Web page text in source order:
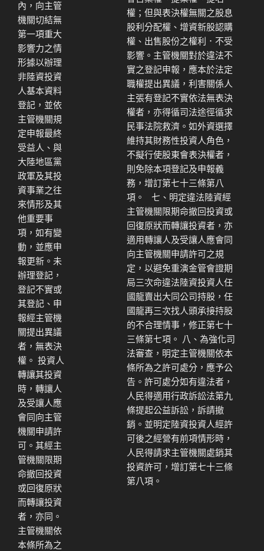
內，向主管
機關切結無
第一項重大
影響力之情
形據以辦理
非陸資投資
人基本資料
登記，並依
主管機關規
定申報最終
受益人、與
大陸地區黨
政軍及其投
資事業之往
來情形及其
他重要事
項，如有變
動，並應申
報更新。未
辦理登記，
登記不實或
其登記、申
報經主管機
關提出異議
者，無表決
權。 投資人
轉讓其投資
時，轉讓人
及受讓人應
會同向主管
機關申請許
可。其經主
管機關限期
命撤回投資
或回復原狀
而轉讓投資
者，亦同。
主管機關依
本條所為之
權；但與表決權無關之股息
股利分配權、增資新股認購
權、出售股份之權利．不受
影響。主管機關對於違法不
實之登記申報，應本於法定
職權提出異議，利害關係人
主張有登記不實依法無表決
權者，亦得循司法途徑循求
民事法院救濟。如外資選擇
維持其財務性投資人角色，
不擬行使股東會表決權者，
則免除本項登記及申報義
務，增訂第七十三條第八
項。 七、明定違法陸資經
主管機關限期命撤回投資或
回復原狀而轉讓投資者，亦
適用轉讓人及受讓人應會同
向主管機關申請許可之規
定，以避免重演金管會證期
局三次命違法陸資投資人任
國龍賣出大同公司持股，任
國龍再三次找人頭承接持股
的不合理情事，修正第七十
三條第七項。 八、為強化司
法審查，明定主管機關依本
條所為之許可處分，應予公
告。許可處分如有違法者，
人民得適用行政訴訟法第九
條提起公益訴訟，訴請撤
銷。並明定陸資投資人經許
可後之經營有前項情形時，
人民得請求主管機關處銷其
投資許可，增訂第七十三條
第八項。